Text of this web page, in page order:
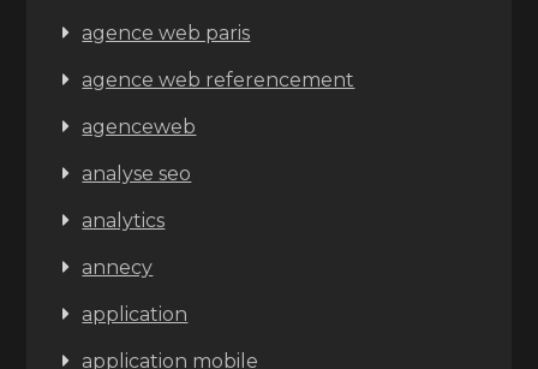
agence web paris
agence web referencement
agenceweb
analyse seo
analytics
annecy
application
application mobile